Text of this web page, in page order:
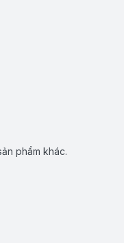
phẩm khác.